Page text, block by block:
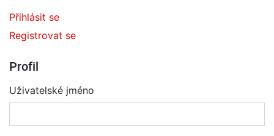
Přihlásit se
Registrovat se
Profil
Uživatelské jméno